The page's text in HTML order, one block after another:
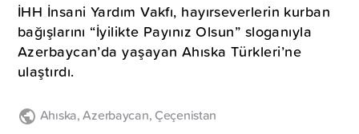
İHH İnsani Yardım Vakfı, hayırseverlerin kurban
bağışlarını “İyilikte Payınız Olsun” sloganıyla
Azerbaycan’da yaşayan Ahıska Türkleri’ne
ulaştırdı.
Ahıska,Azerbaycan,Çeçenistan